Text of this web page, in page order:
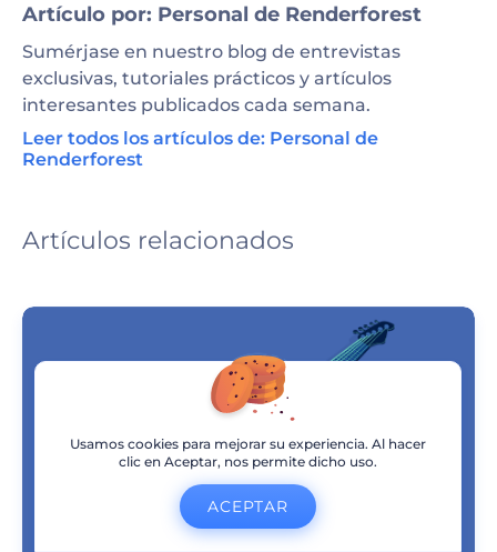
Artículo por: Personal de Renderforest
Sumérjase en nuestro blog de entrevistas
exclusivas, tutoriales prácticos y artículos
interesantes publicados cada semana.
Leer todos los artículos de: Personal de
Renderforest
Artículos relacionados
Usamos cookies para mejorar su experiencia. Al hacer
clic en Aceptar, nos permite dicho uso.
ACEPTAR